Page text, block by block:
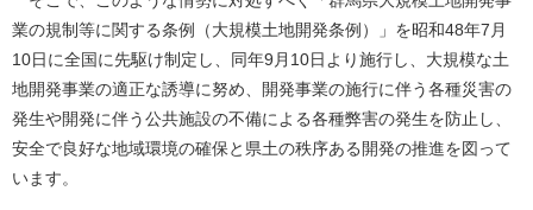
業の規制等に関する条例（大規模土地開発条例）」を昭和48年7月
10日に全国に先駆け制定し、同年9月10日より施行し、大規模な土
地開発事業の適正な誘導に努め、開発事業の施行に伴う各種災害の
発生や開発に伴う公共施設の不備による各種弊害の発生を防止し、
安全で良好な地域環境の確保と県土の秩序ある開発の推進を図って
います。